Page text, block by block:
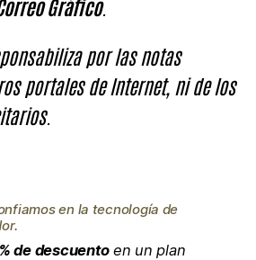
Gráfico.
por las notas
portales de Internet, ni de los
en la tecnología de
de descuentoen un plan